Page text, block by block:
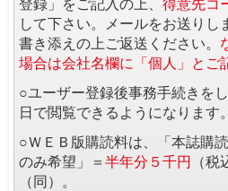
登録」をご記入の上、 得意先コ
して下さい。メールをお送りし
書き添えの上ご返送ください。
場合は会社名欄に「個人」とご
○ユーザー登録後事務手続きを
日で閲覧できるようになります。
○ＷＥＢ版購読料は、「本誌購
のみ希望」＝ 半年分５千円 （税
（同）。